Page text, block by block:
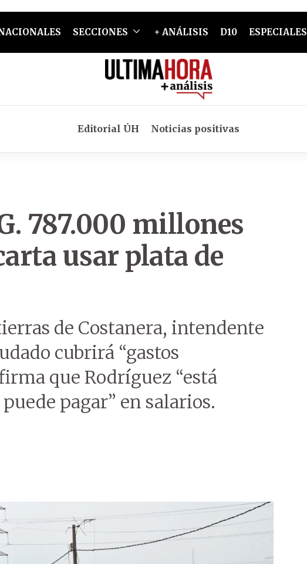
SECCIONES + ANÁLISIS D10 ESPECIALES
Editorial ÚH Noticias positivas
787.000 millones
usar plata de
de Costanera, intendente
cubrirá “gastos
que Rodríguez “está
pagar” en salarios.